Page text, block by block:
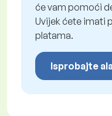
će vam pomoći
Uvijek ćete imati
platama.
Isprobajte